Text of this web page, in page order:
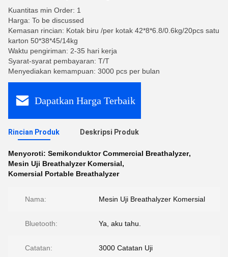
Kuantitas min Order: 1
Harga: To be discussed
Kemasan rincian: Kotak biru /per kotak 42*8*6.8/0.6kg/20pcs satu
karton 50*38*45/14kg
Waktu pengiriman: 2-35 hari kerja
Syarat-syarat pembayaran: T/T
Menyediakan kemampuan: 3000 pcs per bulan
Dapatkan Harga Terbaik
Rincian Produk Deskripsi Produk
Menyoroti: Semikonduktor Commercial Breathalyzer,
Mesin Uji Breathalyzer Komersial,
Komersial Portable Breathalyzer
Nama: Mesin Uji Breathalyzer Komersial
Bluetooth: Ya, aku tahu.
Catatan: 3000 Catatan Uji